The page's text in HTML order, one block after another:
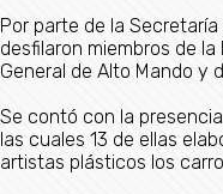
Por parte de la
desfilaron miembros de
General de Alto Mando y
Se contó con la
las cuales 13 de ellas
artistas plásticos los